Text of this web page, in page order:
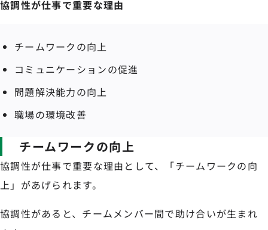
協調性が仕事で重要な理由
チームワークの向上
コミュニケーションの促進
問題解決能力の向上
職場の環境改善
チームワークの向上
協調性が仕事で重要な理由として、「チームワークの向
上」があげられます。
協調性があると、チームメンバー間で助け合いが生まれ